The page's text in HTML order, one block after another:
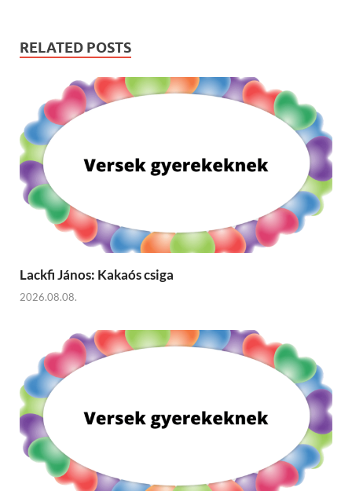
RELATED POSTS
Lackfi János: Kakaós csiga
2026.08.08.